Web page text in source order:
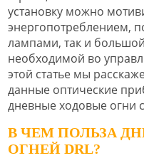
установку можно
энергопотреблением,
лампами, так и
необходимой во
этой статье мы
данные оптические
дневные ходовые огни
В ЧЕМ ПОЛЬЗА
ОГНЕЙ DRL?